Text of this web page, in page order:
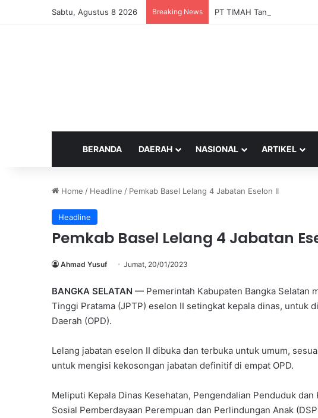
Sabtu, Agustus 8 2026 Breaking News PT TIMAH Tanggapi Aksi
BERANDA DAERAH NASIONAL ARTIKEL
Home / Headline / Pemkab Basel Lelang 4 Jabatan Eselon II
Headline
Pemkab Basel Lelang 4 Jabatan
Ahmad Yusuf Jumat, 20/01/2023
BANGKA SELATAN — Pemerintah Kabupaten Bangka Selatan
Tinggi Pratama (JPTP) eselon II setingkat kepala dinas, untuk
Daerah (OPD).
Lelang jabatan eselon II dibuka dan terbuka untuk umum,
untuk mengisi kekosongan jabatan definitif di empat OPD.
Meliputi Kepala Dinas Kesehatan, Pengendalian Penduduk dan
Sosial Pemberdayaan Perempuan dan Perlindungan Anak